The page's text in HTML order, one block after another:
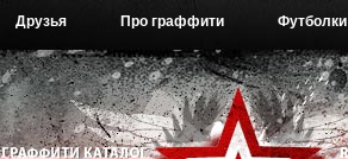
Друзья Про граффити Футболки